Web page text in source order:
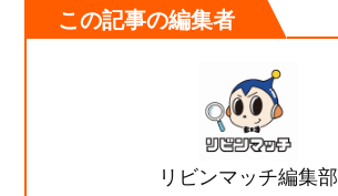
この記事の編集者
リビンマッチ編集部